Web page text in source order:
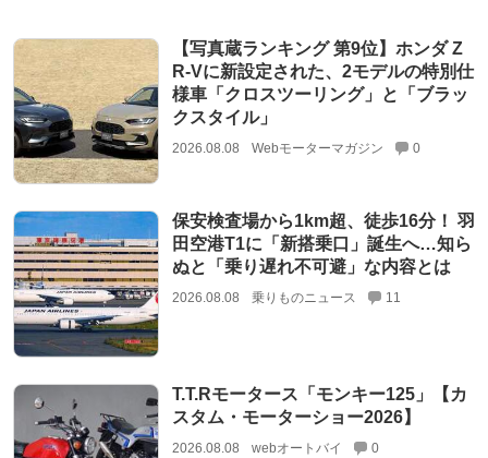
【写真蔵ランキング 第9位】ホンダ Z
R-Vに新設定された、2モデルの特別仕
様車「クロスツーリング」と「ブラッ
クスタイル」
2026.08.08 Webモーターマガジン 0
保安検査場から1km超、徒歩16分！ 羽
田空港T1に「新搭乗口」誕生へ…知ら
ぬと「乗り遅れ不可避」な内容とは
2026.08.08 乗りものニュース 11
T.T.Rモータース「モンキー125」【カ
スタム・モーターショー2026】
2026.08.08 webオートバイ 0